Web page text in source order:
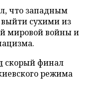
что западным
выйти сухими из
мировой войны и
скорый финал
режима